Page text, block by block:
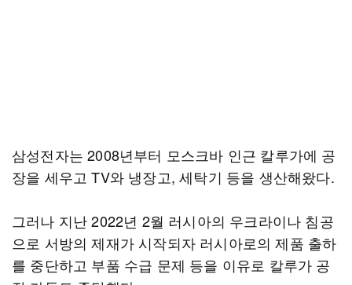
삼성전자는 2008년부터 모스크바 인근 칼루가에 공
장을 세우고 TV와 냉장고, 세탁기 등을 생산해왔다.
그러나 지난 2022년 2월 러시아의 우크라이나 침공
으로 서방의 제재가 시작되자 러시아로의 제품 출하
를 중단하고 부품 수급 문제 등을 이유로 칼루가 공